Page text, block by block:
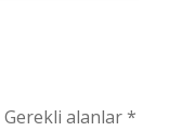
Gerekli alanlar*